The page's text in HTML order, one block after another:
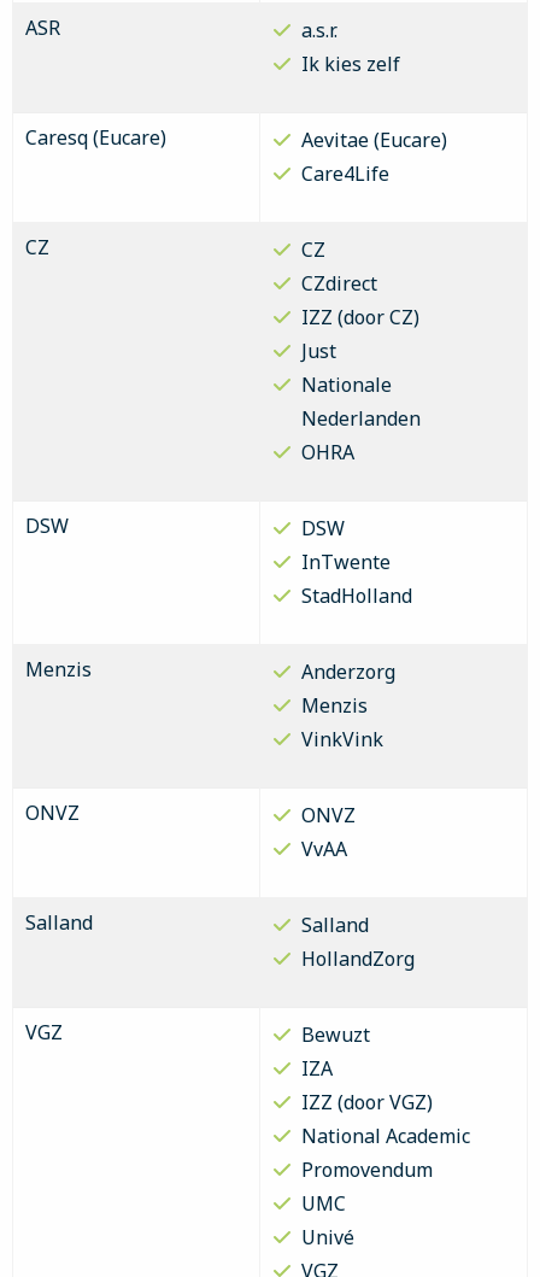
ASR
a.s.r.
Ik kies zelf
Caresq (Eucare)
Aevitae (Eucare)
Care4Life
CZ
CZ
CZdirect
IZZ (door CZ)
Just
Nationale
Nederlanden
OHRA
DSW
DSW
InTwente
StadHolland
Menzis
Anderzorg
Menzis
VinkVink
ONVZ
ONVZ
VvAA
Salland
Salland
HollandZorg
VGZ
Bewuzt
IZA
IZZ (door VGZ)
National Academic
Promovendum
UMC
Univé
VGZ